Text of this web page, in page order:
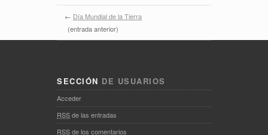
← Día Mundial de la Tierra
(entrada anterior)
SECCIÓN DE USUARIOS
Acceder
RSSde las entradas
RSSde los comentarios